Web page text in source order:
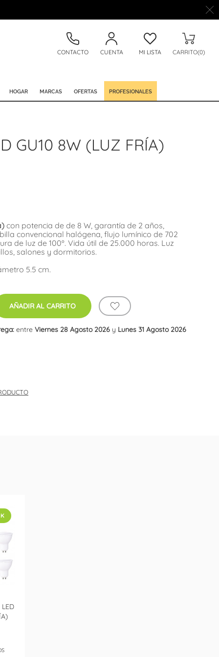
CONTACTO CUENTA MI LISTA CARRITO(0)
HOGAR MARCAS OFERTAS PROFESIONALES
GU10 8W (LUZ FRÍA)
con potencia de de 8 W, garantía de 2 años,
convencional halógena, flujo lumínico de 702
de luz de 100º. Vida útil de 25.000 horas. Luz
salones y dormitorios.
5.5 cm.
AÑADIR AL CARRITO
entre Viernes 28 Agosto 2026 y Lunes 31 Agosto 2026
LED